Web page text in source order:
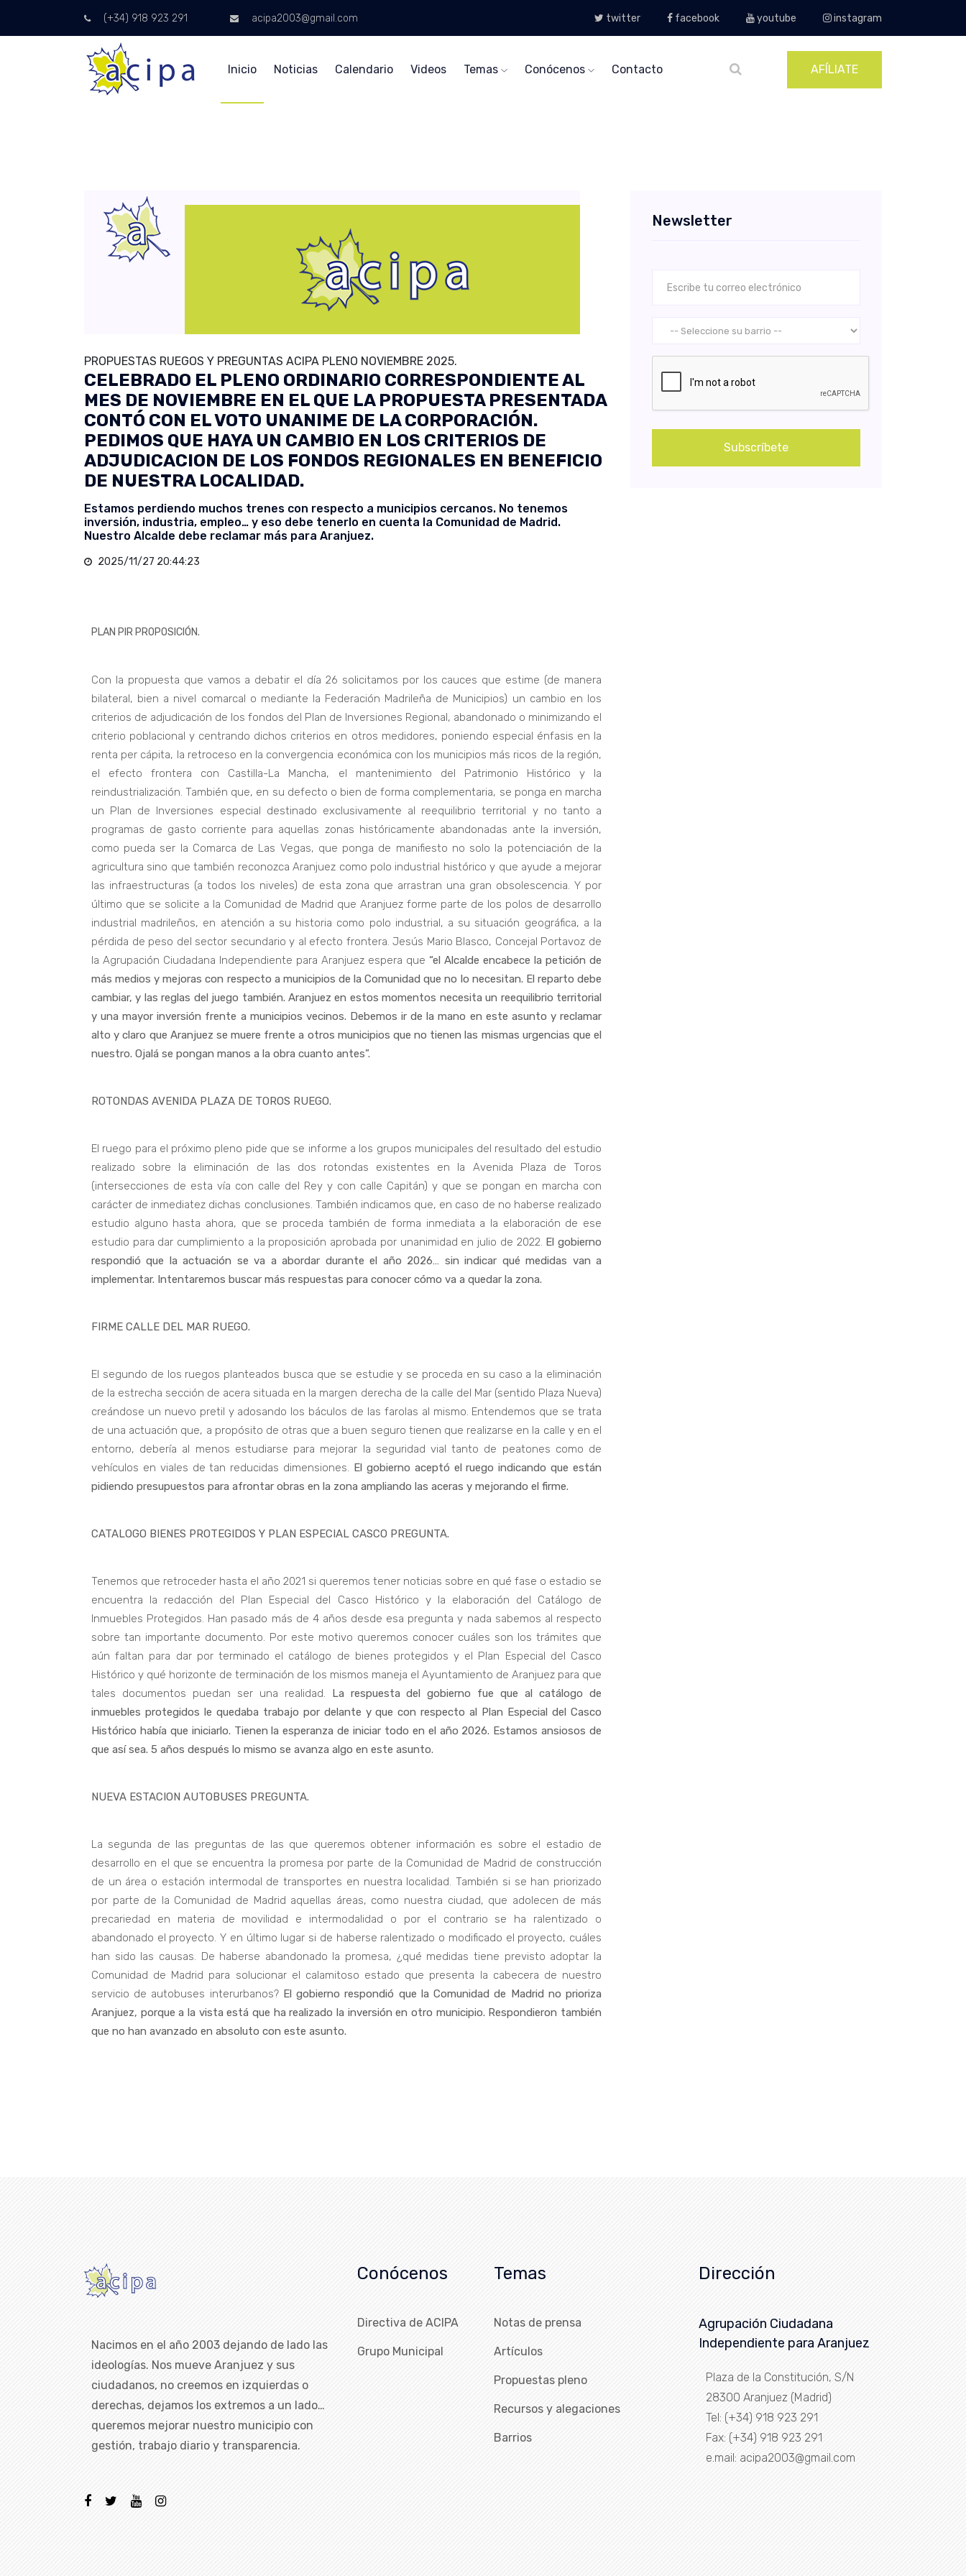
(+34) 918 923 291 acipa2003@gmail.com twitter facebook youtube instagram
Inicio Noticias Calendario Videos Temas Conócenos Contacto AFÍLIATE
PROPUESTAS RUEGOS Y PREGUNTAS ACIPA PLENO NOVIEMBRE 2025.
CELEBRADO EL PLENO ORDINARIO CORRESPONDIENTE AL
MES DE NOVIEMBRE EN EL QUE LA PROPUESTA PRESENTADA
CONTÓ CON EL VOTO UNANIME DE LA CORPORACIÓN.
PEDIMOS QUE HAYA UN CAMBIO EN LOS CRITERIOS DE
ADJUDICACION DE LOS FONDOS REGIONALES EN BENEFICIO
DE NUESTRA LOCALIDAD.
Estamos perdiendo muchos trenes con respecto a municipios cercanos. No tenemos
inversión, industria, empleo… y eso debe tenerlo en cuenta la Comunidad de Madrid.
Nuestro Alcalde debe reclamar más para Aranjuez.
2025/11/27 20:44:23
PLAN PIR PROPOSICIÓN.
Con la propuesta que vamos a debatir el día 26 solicitamos por los cauces que estime (de manera
bilateral, bien a nivel comarcal o mediante la Federación Madrileña de Municipios) un cambio en los
criterios de adjudicación de los fondos del Plan de Inversiones Regional, abandonado o minimizando el
criterio poblacional y centrando dichos criterios en otros medidores, poniendo especial énfasis en la
renta per cápita, la retroceso en la convergencia económica con los municipios más ricos de la región,
el efecto frontera con Castilla-La Mancha, el mantenimiento del Patrimonio Histórico y la
reindustrialización. También que, en su defecto o bien de forma complementaria, se ponga en marcha
un Plan de Inversiones especial destinado exclusivamente al reequilibrio territorial y no tanto a
programas de gasto corriente para aquellas zonas históricamente abandonadas ante la inversión,
como pueda ser la Comarca de Las Vegas, que ponga de manifiesto no solo la potenciación de la
agricultura sino que también reconozca Aranjuez como polo industrial histórico y que ayude a mejorar
las infraestructuras (a todos los niveles) de esta zona que arrastran una gran obsolescencia. Y por
último que se solicite a la Comunidad de Madrid que Aranjuez forme parte de los polos de desarrollo
industrial madrileños, en atención a su historia como polo industrial, a su situación geográfica, a la
pérdida de peso del sector secundario y al efecto frontera. Jesús Mario Blasco, Concejal Portavoz de
la Agrupación Ciudadana Independiente para Aranjuez espera que “el Alcalde encabece la petición de
más medios y mejoras con respecto a municipios de la Comunidad que no lo necesitan. El reparto debe
cambiar, y las reglas del juego también. Aranjuez en estos momentos necesita un reequilibrio territorial
y una mayor inversión frente a municipios vecinos. Debemos ir de la mano en este asunto y reclamar
alto y claro que Aranjuez se muere frente a otros municipios que no tienen las mismas urgencias que el
nuestro. Ojalá se pongan manos a la obra cuanto antes”.
ROTONDAS AVENIDA PLAZA DE TOROS RUEGO.
El ruego para el próximo pleno pide que se informe a los grupos municipales del resultado del estudio
realizado sobre la eliminación de las dos rotondas existentes en la Avenida Plaza de Toros
(intersecciones de esta vía con calle del Rey y con calle Capitán) y que se pongan en marcha con
carácter de inmediatez dichas conclusiones. También indicamos que, en caso de no haberse realizado
estudio alguno hasta ahora, que se proceda también de forma inmediata a la elaboración de ese
estudio para dar cumplimiento a la proposición aprobada por unanimidad en julio de 2022. El gobierno
respondió que la actuación se va a abordar durante el año 2026… sin indicar qué medidas van a
implementar. Intentaremos buscar más respuestas para conocer cómo va a quedar la zona.
FIRME CALLE DEL MAR RUEGO.
El segundo de los ruegos planteados busca que se estudie y se proceda en su caso a la eliminación
de la estrecha sección de acera situada en la margen derecha de la calle del Mar (sentido Plaza Nueva)
creándose un nuevo pretil y adosando los báculos de las farolas al mismo. Entendemos que se trata
de una actuación que, a propósito de otras que a buen seguro tienen que realizarse en la calle y en el
entorno, debería al menos estudiarse para mejorar la seguridad vial tanto de peatones como de
vehículos en viales de tan reducidas dimensiones. El gobierno aceptó el ruego indicando que están
pidiendo presupuestos para afrontar obras en la zona ampliando las aceras y mejorando el firme.
CATALOGO BIENES PROTEGIDOS Y PLAN ESPECIAL CASCO PREGUNTA.
Tenemos que retroceder hasta el año 2021 si queremos tener noticias sobre en qué fase o estadio se
encuentra la redacción del Plan Especial del Casco Histórico y la elaboración del Catálogo de
Inmuebles Protegidos. Han pasado más de 4 años desde esa pregunta y nada sabemos al respecto
sobre tan importante documento. Por este motivo queremos conocer cuáles son los trámites que
aún faltan para dar por terminado el catálogo de bienes protegidos y el Plan Especial del Casco
Histórico y qué horizonte de terminación de los mismos maneja el Ayuntamiento de Aranjuez para que
tales documentos puedan ser una realidad. La respuesta del gobierno fue que al catálogo de
inmuebles protegidos le quedaba trabajo por delante y que con respecto al Plan Especial del Casco
Histórico había que iniciarlo. Tienen la esperanza de iniciar todo en el año 2026. Estamos ansiosos de
que así sea. 5 años después lo mismo se avanza algo en este asunto.
NUEVA ESTACION AUTOBUSES PREGUNTA.
La segunda de las preguntas de las que queremos obtener información es sobre el estadio de
desarrollo en el que se encuentra la promesa por parte de la Comunidad de Madrid de construcción
de un área o estación intermodal de transportes en nuestra localidad. También si se han priorizado
por parte de la Comunidad de Madrid aquellas áreas, como nuestra ciudad, que adolecen de más
precariedad en materia de movilidad e intermodalidad o por el contrario se ha ralentizado o
abandonado el proyecto. Y en último lugar si de haberse ralentizado o modificado el proyecto, cuáles
han sido las causas. De haberse abandonado la promesa, ¿qué medidas tiene previsto adoptar la
Comunidad de Madrid para solucionar el calamitoso estado que presenta la cabecera de nuestro
servicio de autobuses interurbanos? El gobierno respondió que la Comunidad de Madrid no prioriza
Aranjuez, porque a la vista está que ha realizado la inversión en otro municipio. Respondieron también
que no han avanzado en absoluto con este asunto.
Newsletter
Subscríbete
Nacimos en el año 2003 dejando de lado las
ideologías. Nos mueve Aranjuez y sus
ciudadanos, no creemos en izquierdas o
derechas, dejamos los extremos a un lado…
queremos mejorar nuestro municipio con
gestión, trabajo diario y transparencia.
Conócenos
Directiva de ACIPA
Grupo Municipal
Temas
Notas de prensa
Artículos
Propuestas pleno
Recursos y alegaciones
Barrios
Dirección
Agrupación Ciudadana
Independiente para Aranjuez
Plaza de la Constitución, S/N
28300 Aranjuez (Madrid)
Tel: (+34) 918 923 291
Fax: (+34) 918 923 291
e.mail: acipa2003@gmail.com